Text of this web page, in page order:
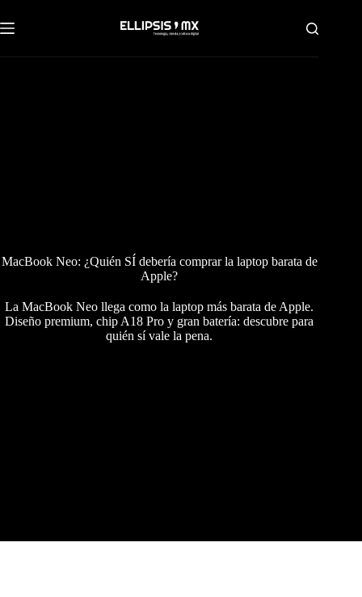
al
contenido
MacBook Neo: ¿Quién SÍ debería comprar la laptop barata de
Apple?
La MacBook Neo llega como la laptop más barata de Apple.
Diseño premium, chip A18 Pro y gran batería: descubre para
quién sí vale la pena.